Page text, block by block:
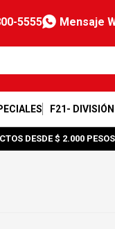
5555 Mensaje
F21-
DESDE $ 2.000